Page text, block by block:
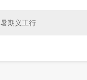
期义工行